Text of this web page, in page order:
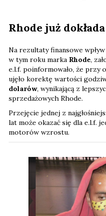
Rhode już
Na rezultaty finansowe
w tym roku marka Rhode,
e.l.f. poinformowało, że przy
ujęło korektę wartości
dolarów, wynikającą z
sprzedażowych Rhode.
Przejęcie jednej z
lat może okazać się dla e.l.f.
motorów wzrostu.